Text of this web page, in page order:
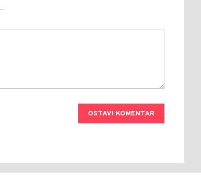
OSTAVI KOMENTAR